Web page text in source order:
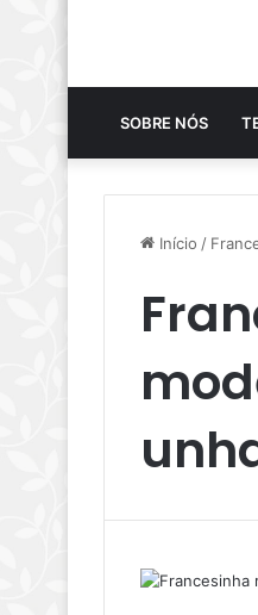
SOBRE NÓS
Início /